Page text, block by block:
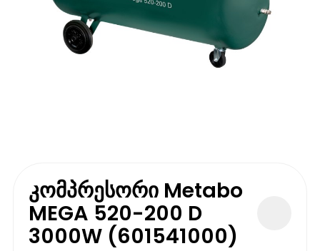
კომპრესორი Metabo
MEGA 520-200 D
3000W (601541000)